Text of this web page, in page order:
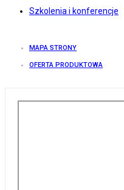
Szkolenia i konferencje
MAPA STRONY
OFERTA PRODUKTOWA